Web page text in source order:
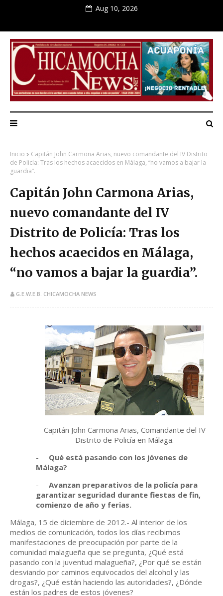
Aug 10, 2026
Inicio
Capitán John Carmona Arias, nuevo comandante del IV Distrito
de Policía: Tras los hechos acaecidos en Málaga, “no vamos a bajar la
guardia”.
Capitán John Carmona Arias,
nuevo comandante del IV
Distrito de Policía: Tras los
hechos acaecidos en Málaga,
“no vamos a bajar la guardia”.
G.E.W.E.B. CHICAMOCHA NEWS
Capitán John Carmona Arias, Comandante del IV
Distrito de Policía en Málaga.
-
Qué está pasando con los jóvenes de
Málaga?
-
Avanzan preparativos de la policía para
garantizar seguridad durante fiestas de fin,
comienzo de año y ferias.
Málaga, 15 de diciembre de 2012.- Al interior de los
medios de comunicación, todos los días recibimos
manifestaciones de preocupación por parte de la
comunidad malagueña que se pregunta, ¿Qué está
pasando con la juventud malagueña?, ¿Por qué se están
desviando por caminos equivocados del alcohol y las
drogas?, ¿Qué están haciendo las autoridades?, ¿Dónde
están los padres de estos jóvenes?